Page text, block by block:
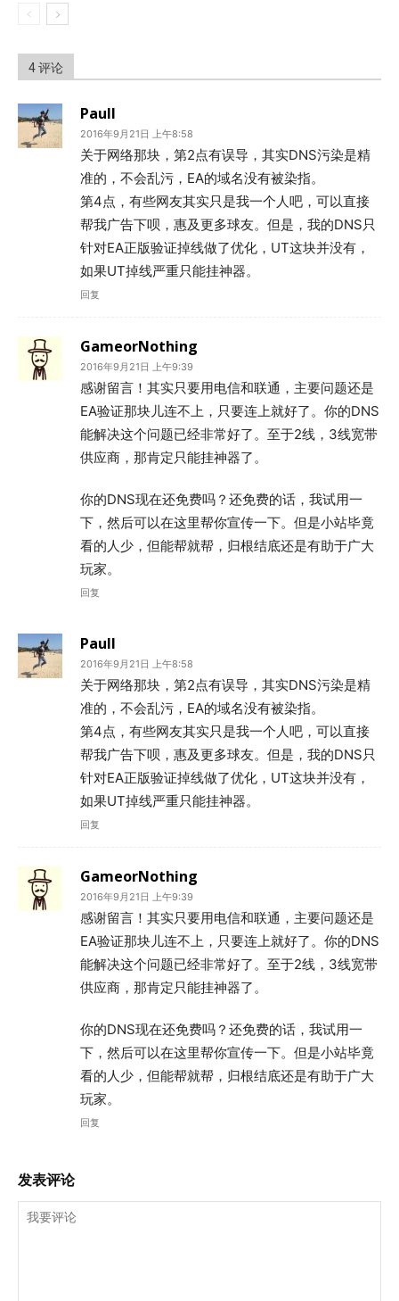
4 评论
Paull
2016年9月21日 上午8:58
关于网络那块，第2点有误导，其实DNS污染是精
准的，不会乱污，EA的域名没有被染指。
第4点，有些网友其实只是我一个人吧，可以直接
帮我广告下呗，惠及更多球友。但是，我的DNS只
针对EA正版验证掉线做了优化，UT这块并没有，
如果UT掉线严重只能挂神器。
回复
GameorNothing
2016年9月21日 上午9:39
感谢留言！其实只要用电信和联通，主要问题还是
EA验证那块儿连不上，只要连上就好了。你的DNS
能解决这个问题已经非常好了。至于2线，3线宽带
供应商，那肯定只能挂神器了。
你的DNS现在还免费吗？还免费的话，我试用一
下，然后可以在这里帮你宣传一下。但是小站毕竟
看的人少，但能帮就帮，归根结底还是有助于广大
玩家。
回复
Paull
2016年9月21日 上午8:58
关于网络那块，第2点有误导，其实DNS污染是精
准的，不会乱污，EA的域名没有被染指。
第4点，有些网友其实只是我一个人吧，可以直接
帮我广告下呗，惠及更多球友。但是，我的DNS只
针对EA正版验证掉线做了优化，UT这块并没有，
如果UT掉线严重只能挂神器。
回复
GameorNothing
2016年9月21日 上午9:39
感谢留言！其实只要用电信和联通，主要问题还是
EA验证那块儿连不上，只要连上就好了。你的DNS
能解决这个问题已经非常好了。至于2线，3线宽带
供应商，那肯定只能挂神器了。
你的DNS现在还免费吗？还免费的话，我试用一
下，然后可以在这里帮你宣传一下。但是小站毕竟
看的人少，但能帮就帮，归根结底还是有助于广大
玩家。
回复
发表评论